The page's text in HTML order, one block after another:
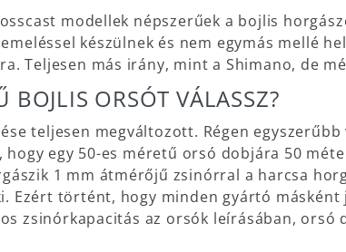
modellek népszerűek a bojlis
készülnek és nem egymás mellé
Teljesen más irány, mint a Shimano, de
BOJLIS ORSÓT VÁLASSZ?
teljesen megváltozott. Régen
egy 50-es méretű orsó dobjára 50
1 mm átmérőjű zsinórral a harcsa
Ezért történt, hogy minden gyártó
zsinórkapacitás az orsók leírásában, orsó